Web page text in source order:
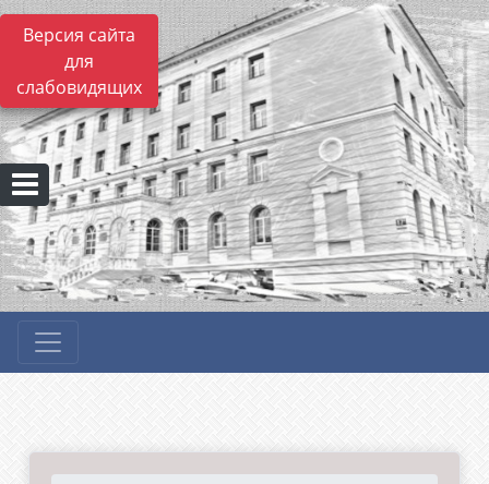
Версия сайта
для
слабовидящих